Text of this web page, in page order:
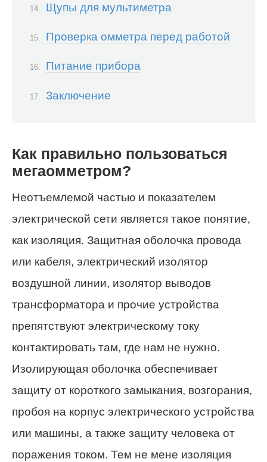
Щупы для мультиметра
Проверка омметра перед работой
Питание прибора
Заключение
Как правильно пользоваться
мегаомметром?
Неотъемлемой частью и показателем
электрической сети является такое понятие,
как изоляция. Защитная оболочка провода
или кабеля, электрический изолятор
воздушной линии, изолятор выводов
трансформатора и прочие устройства
препятствуют электрическому току
контактировать там, где нам не нужно.
Изолирующая оболочка обеспечивает
защиту от короткого замыкания, возгорания,
пробоя на корпус электрического устройства
или машины, а также защиту человека от
поражения током. Тем не мене изоляция